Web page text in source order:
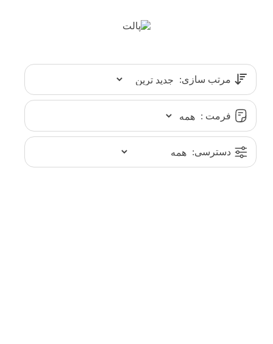
مرتب سازی:
فرمت :
دسترسی: